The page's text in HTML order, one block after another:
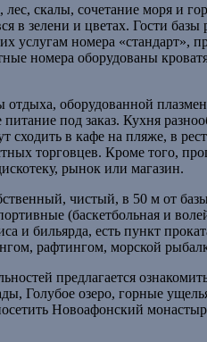
скалы, сочетание моря и
в зелени и цветах. Гости
услугам номера «стандарт»,
номера оборудованы
отдыха, оборудованной
питание под заказ. Кухня
в кафе на пляже, в
торговцев. Кроме того,
рынок или магазин.
чистый, в 50 м от
(баскетбольная и
и бильярда, есть пункт
рафтингом, морской
предлагается
Голубое озеро, горные
Новоафонский